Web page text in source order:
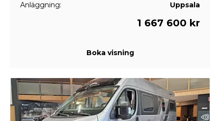
Anläggning:
Uppsala
1 667 600 kr
Boka visning